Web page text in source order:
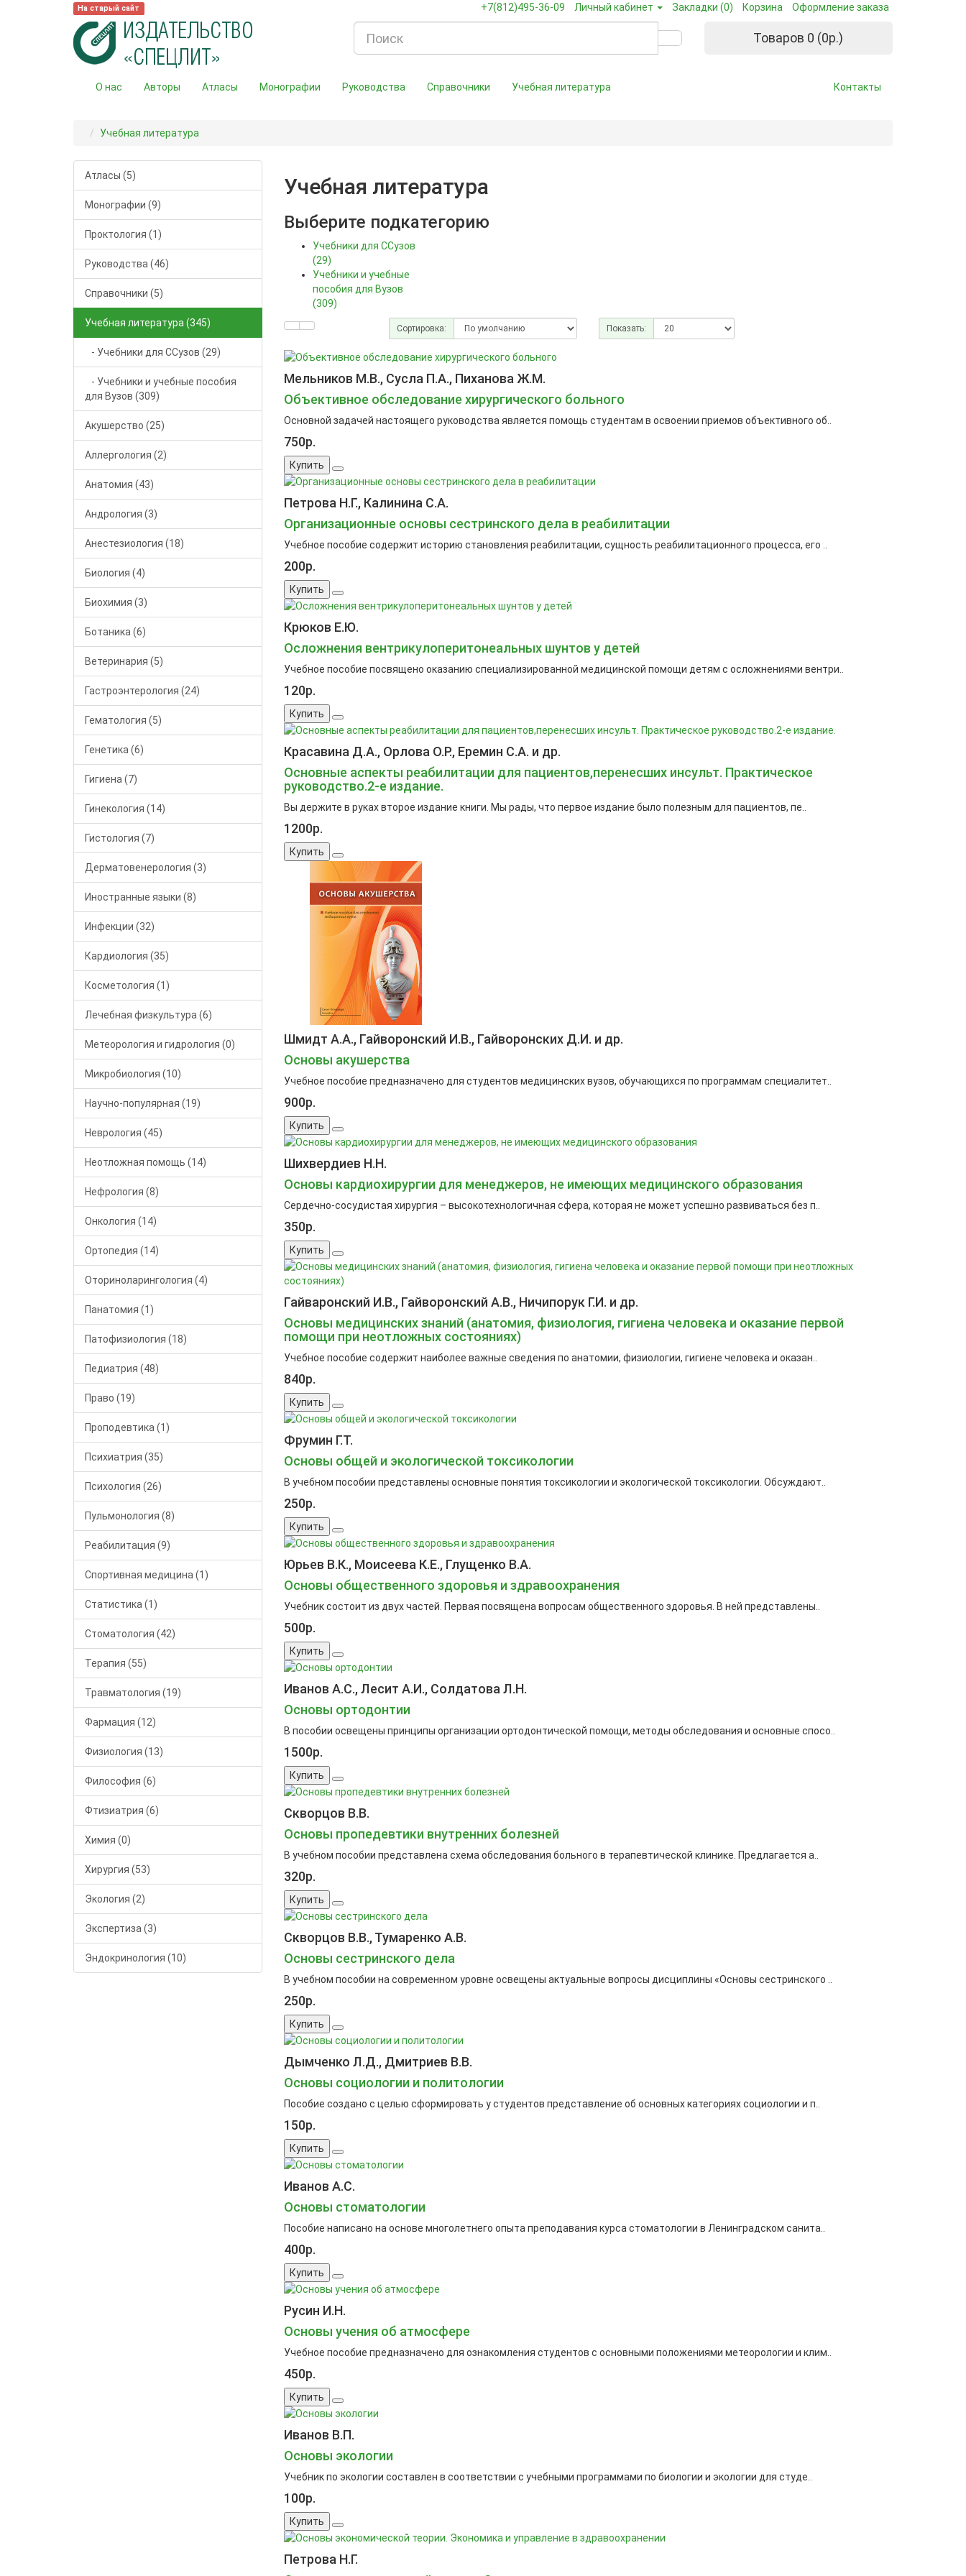
На старый сайт +7(812)495-36-09 Личный кабинет Закладки (0) Корзина Оформление заказа
Товаров 0 (0р.)
О нас Авторы Атласы Монографии Руководства Справочники Учебная литература Контакты
Учебная литература
Атласы (5)
Монографии (9)
Проктология (1)
Руководства (46)
Справочники (5)
Учебная литература (345)
- Учебники для ССузов (29)
- Учебники и учебные пособия
для Вузов (309)
Акушерство (25)
Аллергология (2)
Анатомия (43)
Андрология (3)
Анестезиология (18)
Биология (4)
Биохимия (3)
Ботаника (6)
Ветеринария (5)
Гастроэнтерология (24)
Гематология (5)
Генетика (6)
Гигиена (7)
Гинекология (14)
Гистология (7)
Дерматовенерология (3)
Иностранные языки (8)
Инфекции (32)
Кардиология (35)
Косметология (1)
Лечебная физкультура (6)
Метеорология и гидрология (0)
Микробиология (10)
Научно-популярная (19)
Неврология (45)
Неотложная помощь (14)
Нефрология (8)
Онкология (14)
Ортопедия (14)
Оториноларингология (4)
Панатомия (1)
Патофизиология (18)
Педиатрия (48)
Право (19)
Проподевтика (1)
Психиатрия (35)
Психология (26)
Пульмонология (8)
Реабилитация (9)
Спортивная медицина (1)
Статистика (1)
Стоматология (42)
Терапия (55)
Травматология (19)
Фармация (12)
Физиология (13)
Философия (6)
Фтизиатрия (6)
Химия (0)
Хирургия (53)
Экология (2)
Экспертиза (3)
Эндокринология (10)
Учебная литература
Выберите подкатегорию
Учебники для ССузов
(29)
Учебники и учебные
пособия для Вузов
(309)
Сортировка: Показать:
Мельников М.В., Сусла П.А., Пиханова Ж.М.
Объективное обследование хирургического больного
Основной задачей настоящего руководства является помощь студентам в освоении приемов объективного об..
750р.
Купить
Петрова Н.Г., Калинина С.А.
Организационные основы сестринского дела в реабилитации
Учебное пособие содержит историю становления реабилитации, сущность реабилитационного процесса, его ..
200р.
Купить
Крюков Е.Ю.
Осложнения вентрикулоперитонеальных шунтов у детей
Учебное пособие посвящено оказанию специализированной медицинской помощи детям с осложнениями вентри..
120р.
Купить
Красавина Д.А., Орлова О.Р., Еремин С.А. и др.
Основные аспекты реабилитации для пациентов,перенесших инсульт. Практическое
руководство.2-е издание.
Вы держите в руках второе издание книги. Мы рады, что первое издание было полезным для пациентов, пе..
1200р.
Купить
Шмидт А.А., Гайворонский И.В., Гайворонских Д.И. и др.
Основы акушерства
Учебное пособие предназначено для студентов медицинских вузов, обучающихся по программам специалитет..
900р.
Купить
Шихвердиев Н.Н.
Основы кардиохирургии для менеджеров, не имеющих медицинского образования
Сердечно-сосудистая хирургия – высокотехнологичная сфера, которая не может успешно развиваться без п..
350р.
Купить
Гайваронский И.В., Гайворонский А.В., Ничипорук Г.И. и др.
Основы медицинских знаний (анатомия, физиология, гигиена человека и оказание первой
помощи при неотложных состояниях)
Учебное пособие содержит наиболее важные сведения по анатомии, физиологии, гигиене человека и оказан..
840р.
Купить
Фрумин Г.Т.
Основы общей и экологической токсикологии
В учебном пособии представлены основные понятия токсикологии и экологической токсикологии. Обсуждают..
250р.
Купить
Юрьев В.К., Моисеева К.Е., Глущенко В.А.
Основы общественного здоровья и здравоохранения
Учебник состоит из двух частей. Первая посвящена вопросам общественного здоровья. В ней представлены..
500р.
Купить
Иванов А.С., Лесит А.И., Солдатова Л.Н.
Основы ортодонтии
В пособии освещены принципы организации ортодонтической помощи, методы обследования и основные спосо..
1500р.
Купить
Скворцов В.В.
Основы пропедевтики внутренних болезней
В учебном пособии представлена схема обследования больного в терапевтической клинике. Предлагается а..
320р.
Купить
Скворцов В.В., Тумаренко А.В.
Основы сестринского дела
В учебном пособии на современном уровне освещены актуальные вопросы дисциплины «Основы сестринского ..
250р.
Купить
Дымченко Л.Д., Дмитриев В.В.
Основы социологии и политологии
Пособие создано с целью сформировать у студентов представление об основных категориях социологии и п..
150р.
Купить
Иванов А.С.
Основы стоматологии
Пособие написано на основе многолетнего опыта преподавания курса стоматологии в Ленинградском санита..
400р.
Купить
Русин И.Н.
Основы учения об атмосфере
Учебное пособие предназначено для ознакомления студентов с основными положениями метеорологии и клим..
450р.
Купить
Иванов В.П.
Основы экологии
Учебник по экологии составлен в соответствии с учебными программами по биологии и экологии для студе..
100р.
Купить
Петрова Н.Г.